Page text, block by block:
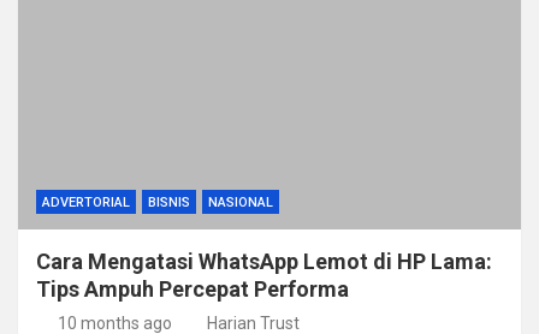
ADVERTORIAL BISNIS NASIONAL
Cara Mengatasi WhatsApp Lemot di HP Lama:
Tips Ampuh Percepat Performa
10 months ago Harian Trust